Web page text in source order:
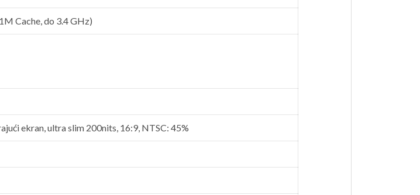
Cache, do 3.4 GHz)
ekran, ultra slim 200nits, 16:9, NTSC: 45%